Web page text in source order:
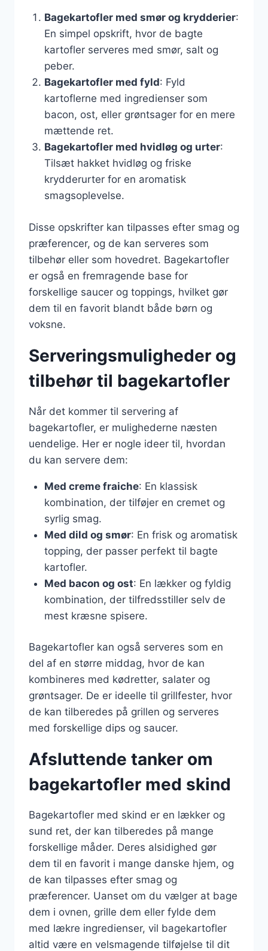
Bagekartofler med smør og krydderier:
En simpel opskrift, hvor de bagte
kartofler serveres med smør, salt og
peber.
Bagekartofler med fyld: Fyld
kartoflerne med ingredienser som
bacon, ost, eller grøntsager for en mere
mættende ret.
Bagekartofler med hvidløg og urter:
Tilsæt hakket hvidløg og friske
krydderurter for en aromatisk
smagsoplevelse.
Disse opskrifter kan tilpasses efter smag og
præferencer, og de kan serveres som
tilbehør eller som hovedret. Bagekartofler
er også en fremragende base for
forskellige saucer og toppings, hvilket gør
dem til en favorit blandt både børn og
voksne.
Serveringsmuligheder og
tilbehør til bagekartofler
Når det kommer til servering af
bagekartofler, er mulighederne næsten
uendelige. Her er nogle ideer til, hvordan
du kan servere dem:
Med creme fraiche: En klassisk
kombination, der tilføjer en cremet og
syrlig smag.
Med dild og smør: En frisk og aromatisk
topping, der passer perfekt til bagte
kartofler.
Med bacon og ost: En lækker og fyldig
kombination, der tilfredsstiller selv de
mest kræsne spisere.
Bagekartofler kan også serveres som en
del af en større middag, hvor de kan
kombineres med kødretter, salater og
grøntsager. De er ideelle til grillfester, hvor
de kan tilberedes på grillen og serveres
med forskellige dips og saucer.
Afsluttende tanker om
bagekartofler med skind
Bagekartofler med skind er en lækker og
sund ret, der kan tilberedes på mange
forskellige måder. Deres alsidighed gør
dem til en favorit i mange danske hjem, og
de kan tilpasses efter smag og
præferencer. Uanset om du vælger at bage
dem i ovnen, grille dem eller fylde dem
med lækre ingredienser, vil bagekartofler
altid være en velsmagende tilføjelse til dit